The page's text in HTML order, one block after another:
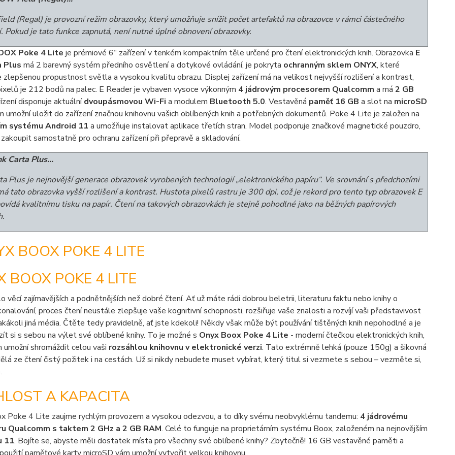
(Regal) je provozní režim obrazovky, který umožňuje snížit počet artefaktů na obrazovce v rámci částečného
Pokud je tato funkce zapnutá, není nutné úplné obnovení obrazovky.
Poke 4 Lite je prémiové 6“ zařízení v tenkém kompaktním těle určené pro čtení elektronických knih. Obrazovka E
Plus má 2 barevný systém předního osvětlení a dotykové ovládání, je pokryta ochranným sklem ONYX, které
zlepšenou propustnost světla a vysokou kvalitu obrazu. Displej zařízení má na velikost nejvyšší rozlišení a kontrast,
je 212 bodů na palec. E Reader je vybaven vysoce výkonným 4 jádrovým procesorem Qualcomm a má 2 GB
disponuje aktuálnídvoupásmovou Wi-Fi a modulem Bluetooth 5.0. Vestavěná paměť 16 GB a slot na microSD
umožní uložit do zařízení značnou knihovnu vašich oblíbených knih a potřebných dokumentů. Poke 4 Lite je založen na
systému Android 11 a umožňuje instalovat aplikace třetích stran. Model podporuje značkové magnetické pouzdro,
samostatně pro ochranu zařízení při přepravě a skladování.
Carta Plus...
Plus je nejnovější generace obrazovek vyrobených technologií „elektronického papíru“. Ve srovnání s předchozími
tato obrazovka vyšší rozlišení a kontrast. Hustota pixelů rastru je 300 dpi, což je rekord pro tento typ obrazovek E
kvalitnímu tisku na papír. Čtení na takových obrazovkách je stejně pohodlné jako na běžných papírových
BOOX POKE 4 LITE
věcí zajímavějších a podnětnějších než dobré čtení. Ať už máte rádi dobrou beletrii, literaturu faktu nebo knihy o
proces čtení neustále zlepšuje vaše kognitivní schopnosti, rozšiřuje vaše znalosti a rozvíjí vaši představivost
jiná média. Čtěte tedy pravidelně, ať jste kdekoli! Někdy však může být používání tištěných knih nepohodlné a je
si s sebou na výlet své oblíbené knihy. To je možné s Onyx Boox Poke 4 Lite - moderní čtečkou elektronických knih,
umožní shromáždit celou vaši rozsáhlou knihovnu v elektronické verzi. Tato extrémně lehká (pouze 150g) a šikovná
ze čtení čistý požitek i na cestách. Už si nikdy nebudete muset vybírat, který titul si vezmete s sebou – vezměte si,
A KAPACITA
Poke 4 Lite zaujme rychlým provozem a vysokou odezvou, a to díky svému neobvyklému tandemu: 4 jádrovému
Qualcomm s taktem 2 GHz a 2 GB RAM. Celé to funguje na proprietárním systému Boox, založeném na nejnovějším
11. Bojíte se, abyste měli dostatek místa pro všechny své oblíbené knihy? Zbytečně! 16 GB vestavěné paměti a